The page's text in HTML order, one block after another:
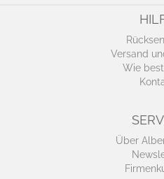
Versand
Wie
Über